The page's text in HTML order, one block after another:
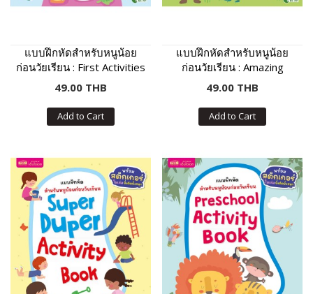
แบบฝึกหัดสำหรับหนูน้อย
ก่อนวัยเรียน : First Activities
For Preschool Kids
49.00 THB
Add to Cart
แบบฝึกหัดสำหรับหนูน้อย
ก่อนวัยเรียน : Amazing
Preschool Activity Book
49.00 THB
Add to Cart